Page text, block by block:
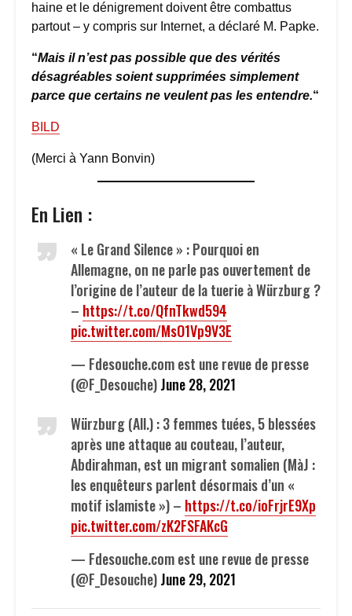
haine et le dénigrement doivent être combattus
partout – y compris sur Internet, a déclaré M. Papke.
“Mais il n’est pas possible que des vérités
désagréables soient supprimées simplement
parce que certains ne veulent pas les entendre.“
BILD
(Merci à Yann Bonvin)
En Lien :
« Le Grand Silence » : Pourquoi en
Allemagne, on ne parle pas ouvertement de
l’origine de l’auteur de la tuerie à Würzburg ?
– https://t.co/QfnTkwd594
pic.twitter.com/MsO1Vp9V3E
— Fdesouche.com est une revue de presse
(@F_Desouche)June 28, 2021
Würzburg (All.) : 3 femmes tuées, 5 blessées
après une attaque au couteau, l’auteur,
Abdirahman, est un migrant somalien (MàJ :
les enquêteurs parlent désormais d’un «
motif islamiste ») – https://t.co/ioFrjrE9Xp
pic.twitter.com/zK2FSFAKcG
— Fdesouche.com est une revue de presse
(@F_Desouche)June 29, 2021